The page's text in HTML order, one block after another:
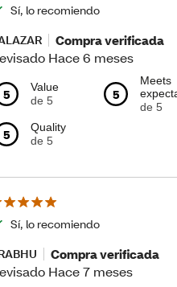
Sí, lo recomiendo
Compra verificada
Hace 6 meses
5
Value
de 5
5
Meets
de 5
5
Quality
de 5
Sí, lo recomiendo
Compra verificada
Hace 7 meses